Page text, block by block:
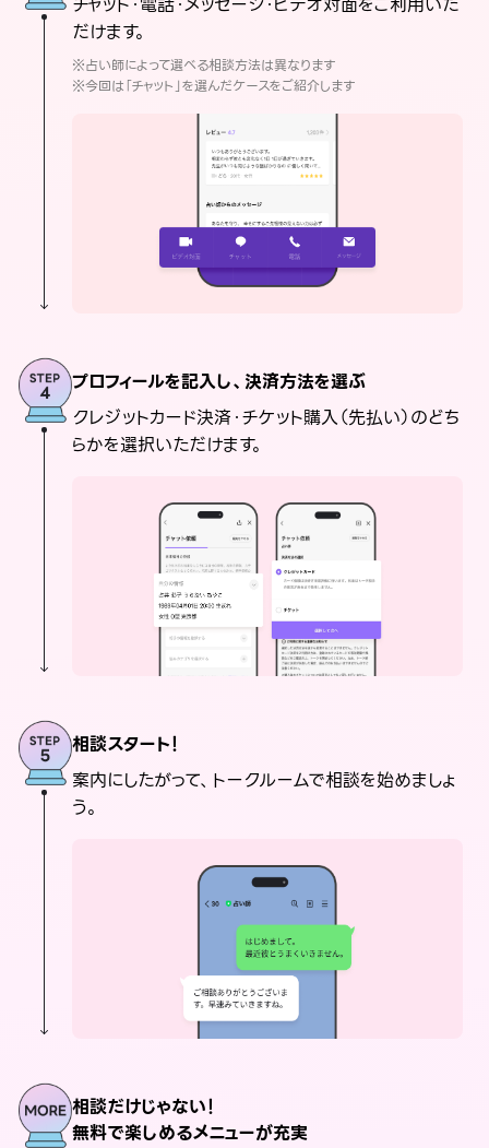
だけます。
※占い師によって選べる相談方法は異なります
※今回は「チャット」を選んだケースをご紹介します
プロフィールを記入し、決済方法を選ぶ
クレジットカード決済・チケット購入（先払い）のどち
らかを選択いただけます。
相談スタート！
案内にしたがって、トークルームで相談を始めましょ
う。
相談だけじゃない！
無料で楽しめるメニューが充実